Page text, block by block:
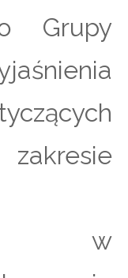
Grupy
w